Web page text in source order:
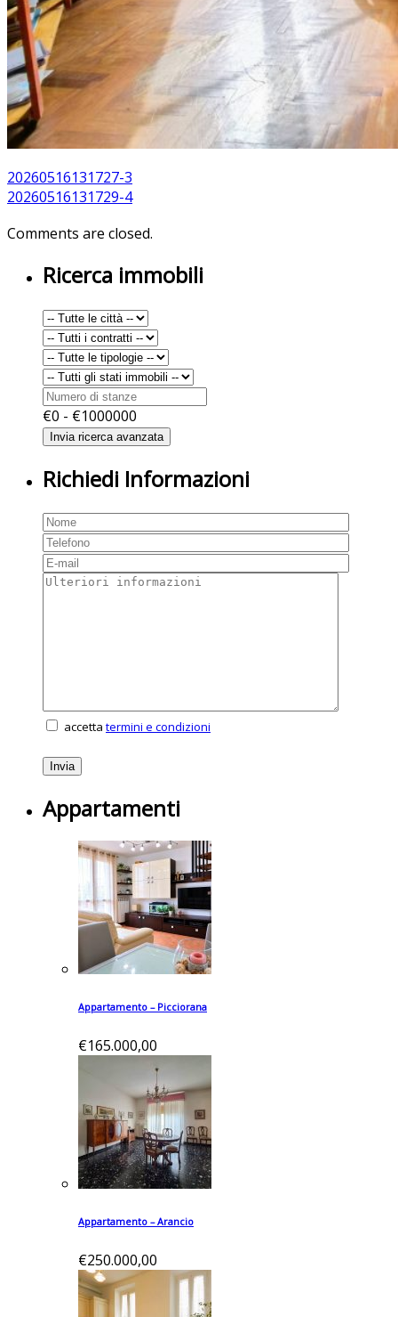
20260516131727-3
20260516131729-4
Comments are closed.
Ricerca immobili
€0 - €1000000
Richiedi Informazioni
accetta termini e condizioni
Appartamenti
Appartamento – Picciorana
€165.000,00
Appartamento – Arancio
€250.000,00